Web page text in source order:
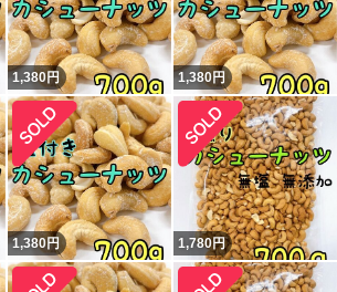
1,380円 1,380円
1,380円 1,780円